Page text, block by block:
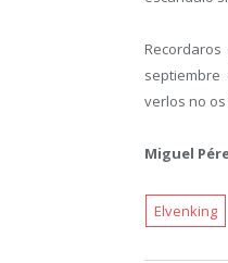
septiembre
verlos no
Miguel
Elvenking